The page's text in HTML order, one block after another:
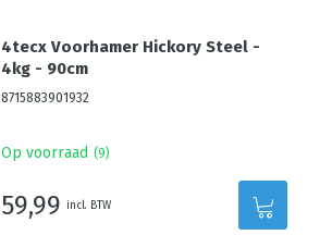
4tecx Voorhamer Hickory Steel -
4kg - 90cm
8715883901932
Op voorraad (9)
59,99 incl. BTW